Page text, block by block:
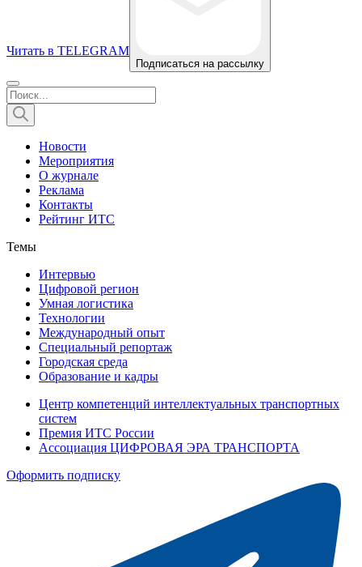
Читать в TELEGRAM
Подписаться на рассылку
Новости
Мероприятия
О журнале
Реклама
Контакты
Рейтинг ИТС
Темы
Интервью
Цифровой регион
Умная логистика
Технологии
Международный опыт
Специальный репортаж
Городская среда
Образование и кадры
Центр компетенций интеллектуальных транспортных
систем
Премия ИТС России
Ассоциация ЦИФРОВАЯ ЭРА ТРАНСПОРТА
Оформить подписку